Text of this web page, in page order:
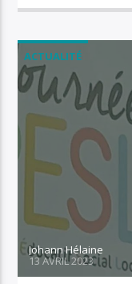
ACTUALITÉ
Johann Hélaine
13 AVRIL 2023